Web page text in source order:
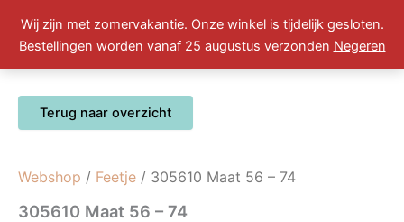
Wij zijn met zomervakantie. Onze winkel is tijdelijk gesloten.
Bestellingen worden vanaf 25 augustus verzonden Negeren
naar
inhoud
0
Webshop / Feetje / 305610 Maat 56 – 74
305610 Maat 56 – 74